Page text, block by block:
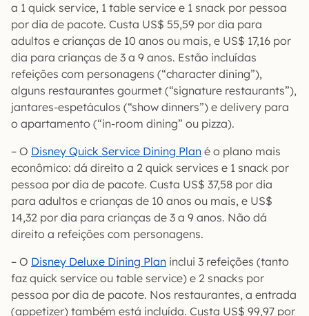
a 1 quick service, 1 table service e 1 snack por pessoa
por dia de pacote. Custa US$ 55,59 por dia para
adultos e crianças de 10 anos ou mais, e US$ 17,16 por
dia para crianças de 3 a 9 anos. Estão incluídas
refeições com personagens (“character dining”),
alguns restaurantes gourmet (“signature restaurants”),
jantares-espetáculos (“show dinners”) e delivery para
o apartamento (“in-room dining” ou pizza).
– O Disney Quick Service Dining Plan é o plano mais
econômico: dá direito a 2 quick services e 1 snack por
pessoa por dia de pacote. Custa US$ 37,58 por dia
para adultos e crianças de 10 anos ou mais, e US$
14,32 por dia para crianças de 3 a 9 anos. Não dá
direito a refeições com personagens.
– O Disney Deluxe Dining Plan inclui 3 refeições (tanto
faz quick service ou table service) e 2 snacks por
pessoa por dia de pacote. Nos restaurantes, a entrada
(appetizer) também está incluída. Custa US$ 99,97 por